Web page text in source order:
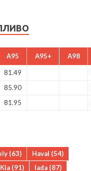
A95 A95+ A98
81.49
85.90
81.95
(63) Haval (54)
Kia (91) lada (87)